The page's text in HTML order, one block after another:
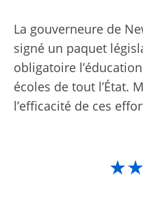
La gouverneure de
signé un paquet
obligatoire
écoles de tout l’État.
l’efficacité de ces